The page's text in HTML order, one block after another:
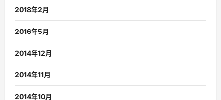
2018年2月
2016年5月
2014年12月
2014年11月
2014年10月